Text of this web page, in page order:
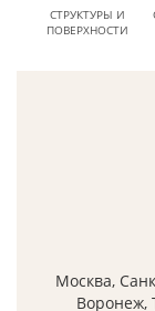
СТРУКТУРЫ И
ПОВЕРХНОСТИ
Москва,
Воронеж,